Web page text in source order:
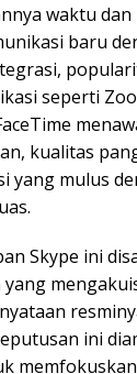
waktu dan
baru
seperti
kualitas
yang mulus
Skype ini
ini